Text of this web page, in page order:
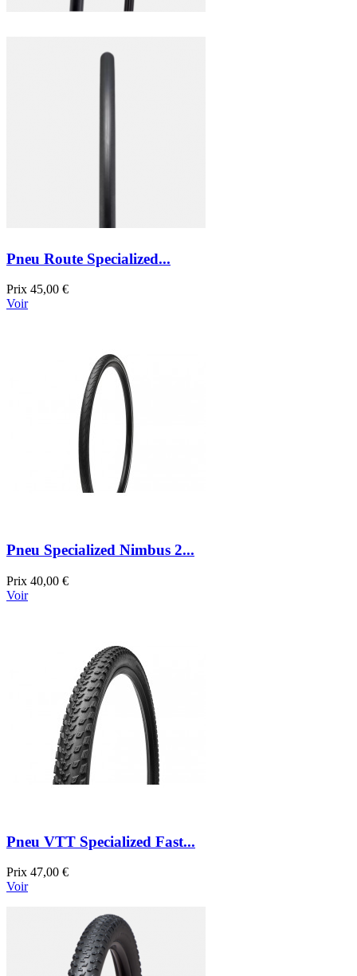
Pneu Route Specialized...
Prix 45,00 €
Voir
Pneu Specialized Nimbus 2...
Prix 40,00 €
Voir
Pneu VTT Specialized Fast...
Prix 47,00 €
Voir